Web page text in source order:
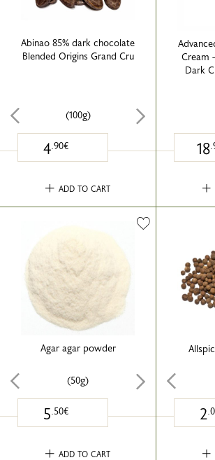
Abinao 85% dark chocolate
Blended Origins Grand Cru
(100g)
4.90€
ADD TO CART
Cream
Dark
18
Agar agar powder
(50g)
5.50€
ADD TO CART
2